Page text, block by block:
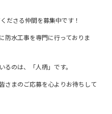
ださる仲間を募集中です！
防水工事を専門に行っておりま
のは、「人柄」です。
さまのご応募を心よりお待ちして